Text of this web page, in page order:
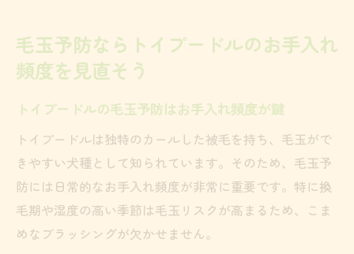
毛玉予防ならトイプードルのお手入れ
頻度を見直そう
トイプードルの毛玉予防はお手入れ頻度が鍵
トイプードルは独特のカールした被毛を持ち、毛玉がで
きやすい犬種として知られています。そのため、毛玉予
防には日常的なお手入れ頻度が非常に重要です。特に換
毛期や湿度の高い季節は毛玉リスクが高まるため、こま
めなブラッシングが欠かせません。